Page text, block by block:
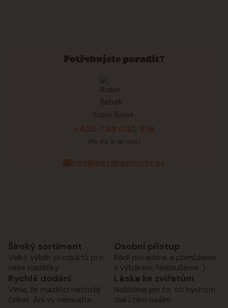
Potřebujete poradit?
Robin Šebek
+420 739 040 516
(Po-Pá, 8-16 hod.)
info@petdreamcity.cz
Široký sortiment
Velký výběr produktů pro
vaše mazlíčky
Osobní přístup
Rádi poradíme a pomůžeme
s výběrem. Nekoušeme :)
Rychlé dodání
Víme, že mazlíčci nechtějí
čekat. Ani vy nemusíte.
Láska ke zvířatům
Nabízíme jen to, co bychom
dali i těm našim.